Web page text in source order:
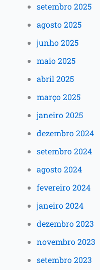
setembro 2025
agosto 2025
junho 2025
maio 2025
abril 2025
março 2025
janeiro 2025
dezembro 2024
setembro 2024
agosto 2024
fevereiro 2024
janeiro 2024
dezembro 2023
novembro 2023
setembro 2023